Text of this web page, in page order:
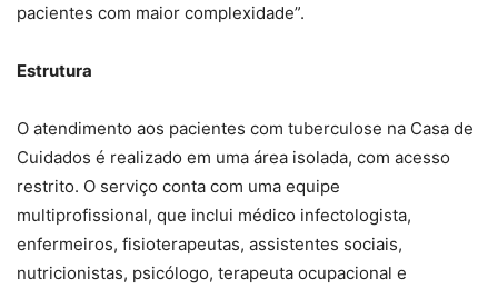
pacientes com maior complexidade”.
Estrutura
O atendimento aos pacientes com tuberculose na Casa de
Cuidados é realizado em uma área isolada, com acesso
restrito. O serviço conta com uma equipe
multiprofissional, que inclui médico infectologista,
enfermeiros, fisioterapeutas, assistentes sociais,
nutricionistas, psicólogo, terapeuta ocupacional e